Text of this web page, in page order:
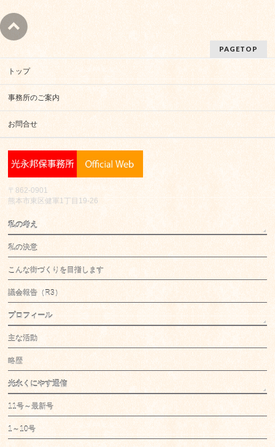
PAGETOP
トップ
事務所のご案内
お問合せ
〒862-0901
熊本市東区健軍1丁目19-26
私の考え
私の決意
こんな街づくりを目指します
議会報告（R3）
プロフィール
主な活動
略歴
光永くにやす通信
11号～最新号
1～10号